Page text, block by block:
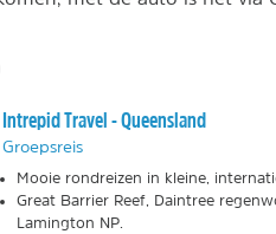
Intrepid Travel - Queensland
Groepsreis
Mooie rondreizen in kleine,
Great Barrier Reef, Daintree
Lamington NP.